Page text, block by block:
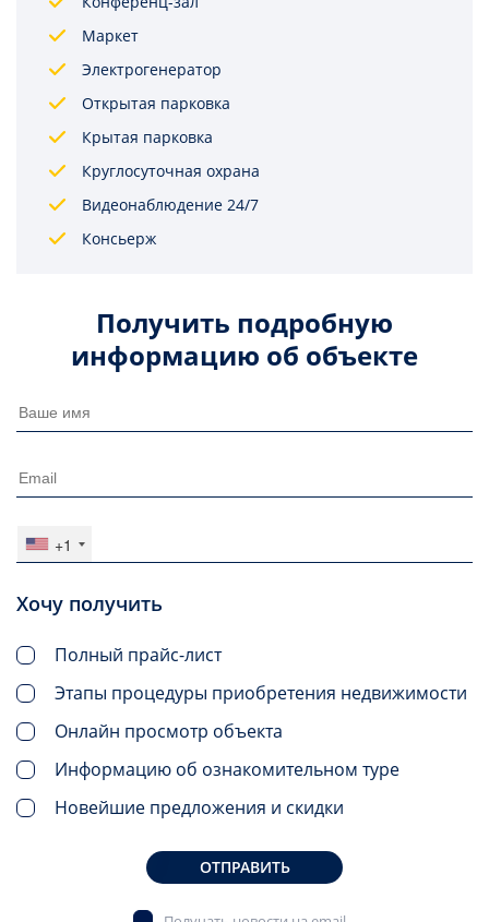
Маркет
Электрогенератор
Открытая парковка
Крытая парковка
Круглосуточная охрана
Видеонаблюдение 24/7
Консьерж
Получить подробную
информацию об объекте
+1
Хочу получить
Полный прайс-лист
Этапы процедуры приобретения недвижимости
Онлайн просмотр объекта
Информацию об ознакомительном туре
Новейшие предложения и скидки
ОТПРАВИТЬ